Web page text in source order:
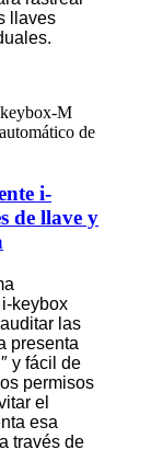
llaves
i-
de llave y
keybox
las
presenta
y fácil de
permisos
el
esa
través de